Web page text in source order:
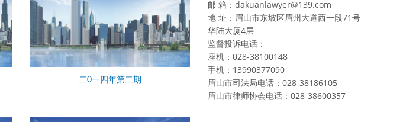
二0一四年第二期
邮 箱：dakuanlawyer@139.com
地 址：眉山市东坡区眉州大道西一段71号
华陆大厦4层
监督投诉电话：
座机：028-38100148
手机：13990377090
眉山市司法局电话：028-38186105
眉山市律师协会电话：028-38600357